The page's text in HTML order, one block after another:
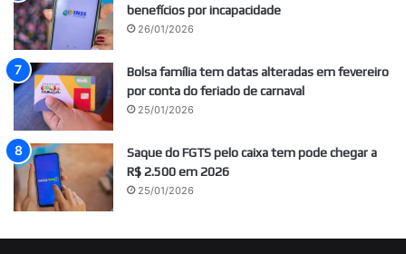
benefícios por incapacidade
26/01/2026
Bolsa família tem datas alteradas em fevereiro
por conta do feriado de carnaval
25/01/2026
Saque do FGTS pelo caixa tem pode chegar a
R$ 2.500 em 2026
25/01/2026